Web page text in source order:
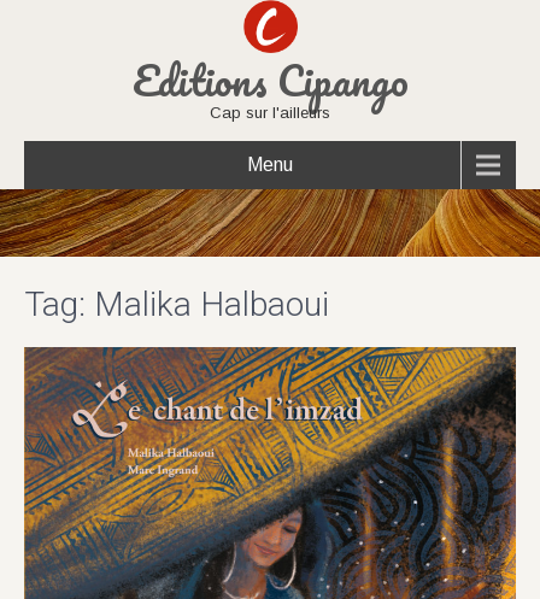
Editions Cipango
Cap sur l'ailleurs
Menu
Tag: Malika Halbaoui